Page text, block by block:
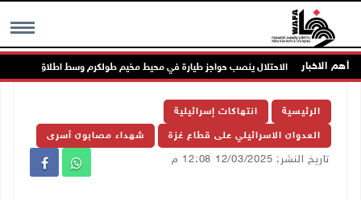
MENU أهم الاخبار الاحتلال ينصب حواجز طيارة في محيط مخيم طولكرم وسط اطلاق كثيف
الرئيسية انتهاكات إسرائيلية
العدوان الاسرائيلي على قطاع غزة شهداء مصابون أسرى
تاريخ النشر: 12/03/2025 12:08 م